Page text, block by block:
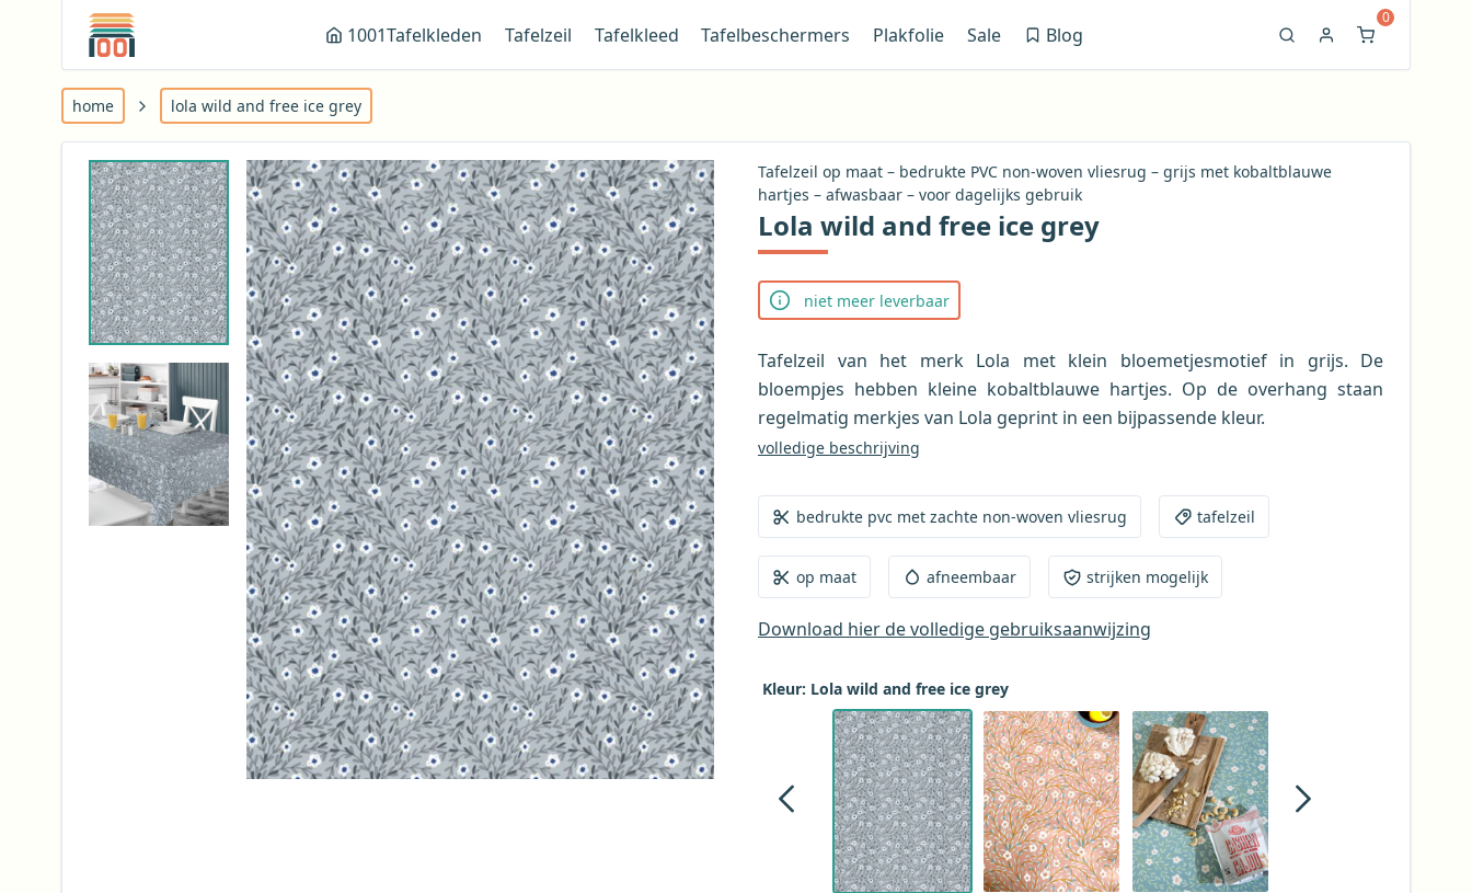
1001Tafelkleden Tafelzeil Tafelkleed Tafelbeschermers Plakfolie Sale Blog
(opent in nieuw venster)
0
home lola wild and free ice grey
Tafelzeil op maat – bedrukte PVC non-woven vliesrug – grijs met kobaltblauwe
hartjes – afwasbaar – voor dagelijks gebruik
Lola wild and free ice grey
niet meer leverbaar
Tafelzeil van het merk Lola met klein bloemetjesmotief in grijs. De
bloempjes hebben kleine kobaltblauwe hartjes. Op de overhang staan
regelmatig merkjes van Lola geprint in een bijpassende kleur.
volledige beschrijving
bedrukte pvc met zachte non-woven vliesrug tafelzeil
op maat afneembaar strijken mogelijk
Download hier de volledige gebruiksaanwijzing
Kleur: Lola wild and free ice grey